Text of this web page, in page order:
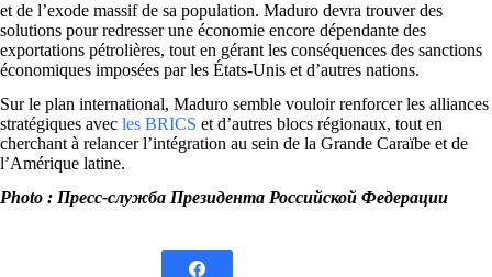
et de l’exode massif de sa population. Maduro devra trouver des
solutions pour redresser une économie encore dépendante des
exportations pétrolières, tout en gérant les conséquences des sanctions
économiques imposées par les États-Unis et d’autres nations.
Sur le plan international, Maduro semble vouloir renforcer les alliances
stratégiques avec les BRICS et d’autres blocs régionaux, tout en
cherchant à relancer l’intégration au sein de la Grande Caraïbe et de
l’Amérique latine.
Photo : Пресс-служба Президента Российской Федерации